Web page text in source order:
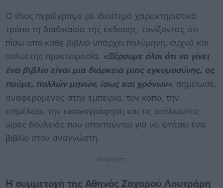
Ο ίδιος περιέγραψε με ιδιαίτερα χαρακτηριστικό
τρόπο τη διαδικασία της έκδοσης, τονίζοντας ότι
πίσω από κάθε βιβλίο υπάρχει πολύμηνη, συχνά και
πολυετής προετοιμασία. «Ξέρουμε όλοι ότι να γίνει
ένα βιβλίο είναι μια διάρκεια μιας εγκυμοσύνης, ας
πούμε, πολλών μηνών, ίσως και χρόνων», σημείωσε,
αναφερόμενος στην εμπειρία, τον κόπο, την
επιμέλεια, την εικονογράφηση και τις ατέλειωτες
ώρες δουλειάς που απαιτούνται για να φτάσει ένα
βιβλίο στον αναγνώστη.
Διαφήμιση
Η συμμετοχή της Αθηνάς Ζαχαρού Λουτράρη